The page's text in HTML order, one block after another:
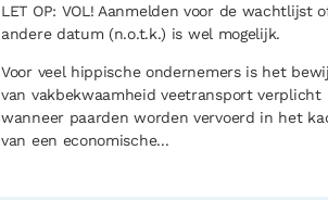
LET OP: VOL! Aanmelden voor de wachtlijst
andere datum (n.o.t.k.) is wel mogelijk.
Voor veel hippische ondernemers is het
van vakbekwaamheid veetransport verplicht
wanneer paarden worden vervoerd in het
van een economische...